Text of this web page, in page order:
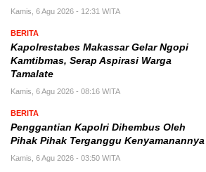
Kamis, 6 Agu 2026 - 12:31 WITA
BERITA
Kapolrestabes Makassar Gelar Ngopi
Kamtibmas, Serap Aspirasi Warga
Tamalate
Kamis, 6 Agu 2026 - 08:16 WITA
BERITA
Penggantian Kapolri Dihembus Oleh
Pihak Pihak Terganggu Kenyamanannya
Kamis, 6 Agu 2026 - 03:50 WITA